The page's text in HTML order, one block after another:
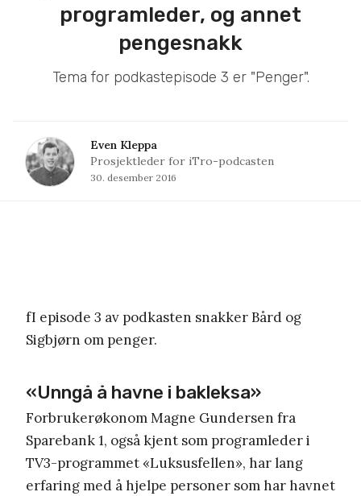
programleder, og annet
pengesnakk
Tema for podkastepisode 3 er "Penger".
Even Kleppa
Prosjektleder for iTro-podcasten
30. desember 2016
fI episode 3 av podkasten snakker Bård og
Sigbjørn om penger.
«Unngå å havne i bakleksa»
Forbrukerøkonom Magne Gundersen fra
Sparebank 1, også kjent som programleder i
TV3-programmet «Luksusfellen», har lang
erfaring med å hjelpe personer som har havnet